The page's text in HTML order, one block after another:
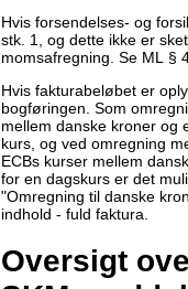
Hvis forsendelses- og
stk. 1, og dette ikke er
momsafregning. Se ML §
Hvis fakturabeløbet er
bogføringen. Som
mellem danske kroner og
kurs, og ved omregning
ECBs kurser mellem
for en dagskurs er det
"Omregning til danske
indhold - fuld faktura.
Oversigt